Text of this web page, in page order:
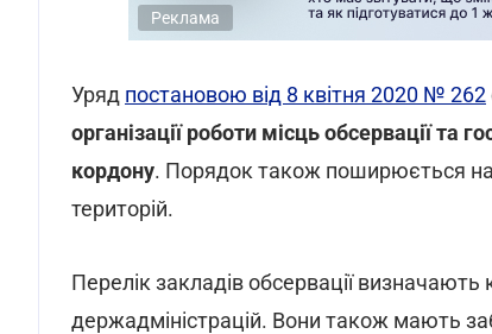
Реклама
Уряд постановою від 8 квітня 2020 № 262
організації роботи місць обсервації та
кордону. Порядок також поширюється на
територій.
Перелік закладів обсервації визначають
держадміністрацій. Вони також мають